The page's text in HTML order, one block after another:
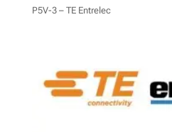
P5V-3 – TE Entrelec